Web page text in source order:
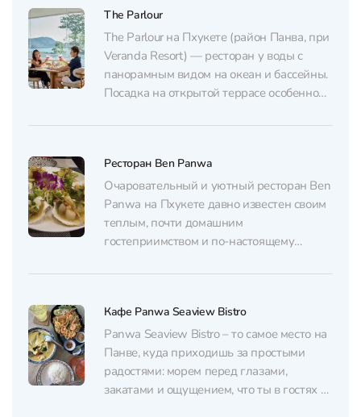
The Parlour
The Parlour на Пхукете (район Панва, при
Veranda Resort) — ресторан у воды с
панорамным видом на океан и бассейны.
Посадка на открытой террасе особенно
каждого столика, а обстановка остаётся
интерьере — яркие лаунж‑зоны в
«фламинго»-оттенках, которые
добавляют месту...
Ресторан Ben Panwa
Очаровательный и уютный ресторан Ben
Panwa на Пхукете давно известен своим
теплым, почти домашним
гостеприимством и по-настоящему
качественная тайская кухня с
пад-тай, карри, спринг-роллы, манго
стики райс и другая классика. Также тут
хороший выбор европейских блюд, что
делает ресторан универсальным. А...
Кафе Panwa Seaview Bistro
Panwa Seaview Bistro – то самое место на
Панве, куда приходишь за простыми
радостями: морем перед глазами,
закатами и ощущением, что ты в гостях у